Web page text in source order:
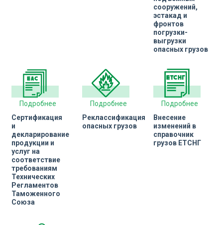
сооружений,
эстакад и
фронтов
погрузки-
выгрузки
опасных грузов
Подробнее
Сертификация
и
декларирование
продукции и
услуг на
соответствие
требованиям
Технических
Регламентов
Таможенного
Союза
Подробнее
Реклассификация
опасных грузов
Подробнее
Внесение
изменений в
справочник
грузов ЕТСНГ